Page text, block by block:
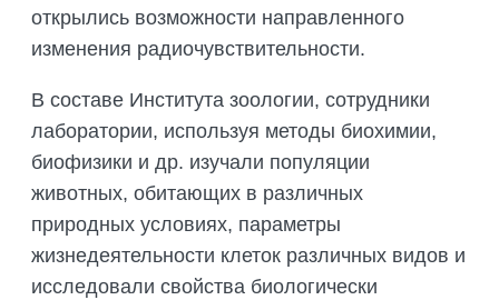
открылись возможности направленного
изменения радиочувствительности.
В составе Института зоологии, сотрудники
лаборатории, используя методы биохимии,
биофизики и др. изучали популяции
животных, обитающих в различных
природных условиях, параметры
жизнедеятельности клеток различных видов и
исследовали свойства биологически